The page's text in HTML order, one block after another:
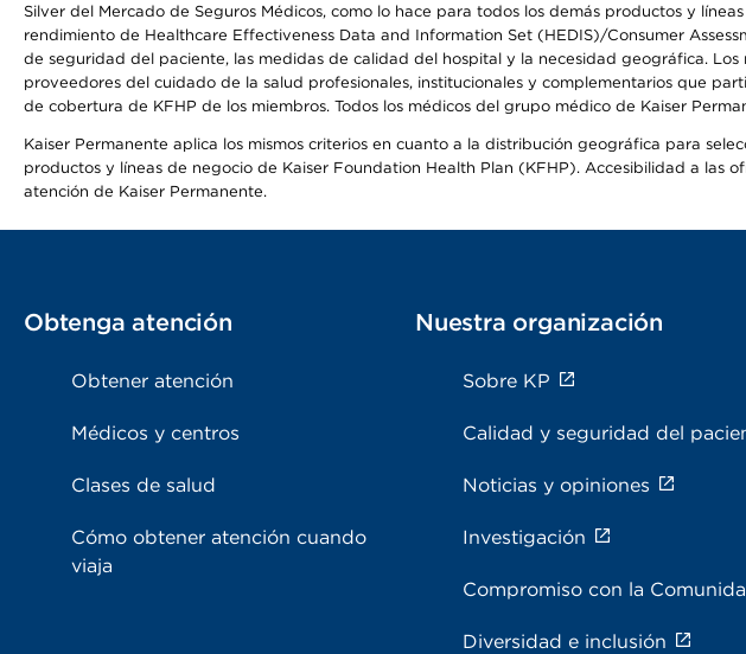
Silver del Mercado de Seguros Médicos, como lo hace para todos los demás productos y
rendimiento de Healthcare Effectiveness Data and Information Set (HEDIS)/Consumer
de seguridad del paciente, las medidas de calidad del hospital y la necesidad geográfica.
proveedores del cuidado de la salud profesionales, institucionales y complementarios que
de cobertura de KFHP de los miembros. Todos los médicos del grupo médico de Kaiser
Kaiser Permanente aplica los mismos criterios en cuanto a la distribución geográfica para
productos y líneas de negocio de Kaiser Foundation Health Plan (KFHP). Accesibilidad a las
atención de Kaiser Permanente.
Obtenga atención
Obtener atención
Médicos y centros
Clases de salud
Cómo obtener atención cuando
viaja
Nuestra organización
Sobre KP
Calidad y seguridad del
Noticias y opiniones
Investigación
Compromiso con la
Diversidad e inclusión